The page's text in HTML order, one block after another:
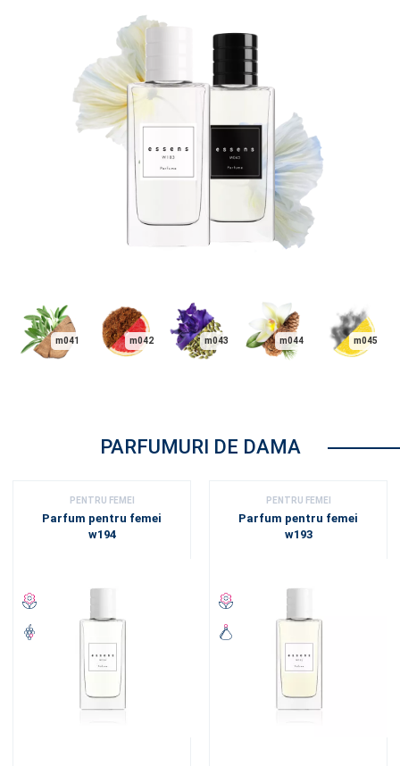
m041 m042 m043 m044 m045
PARFUMURI DE DAMA
PENTRU FEMEI
Parfum pentru femei
w194
PENTRU FEMEI
Parfum pentru femei
w193